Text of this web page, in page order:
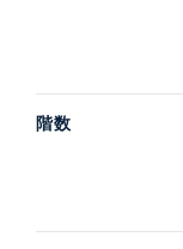
階数